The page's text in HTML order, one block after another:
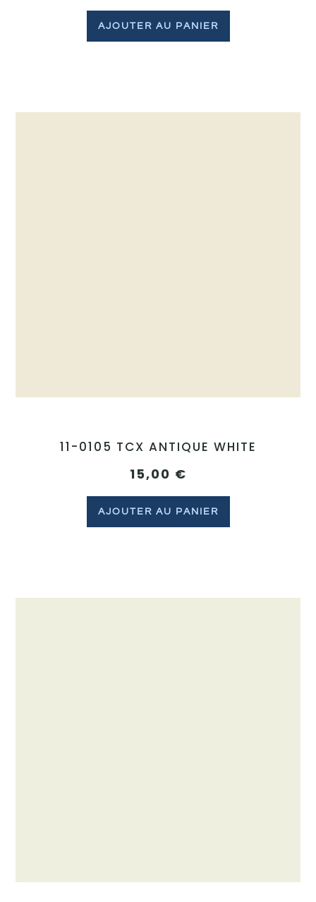
AJOUTER AU PANIER
11-0105 TCX ANTIQUE WHITE
15,00 €
AJOUTER AU PANIER